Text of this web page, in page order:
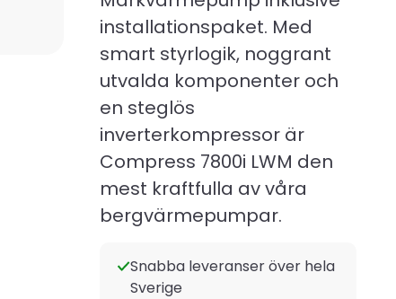
installationspaket. Med
smart styrlogik, noggrant
utvalda komponenter och
en steglös
inverterkompressor är
Compress 7800i LWM den
mest kraftfulla av våra
bergvärmepumpar.
Snabba leveranser över hela
Sverige